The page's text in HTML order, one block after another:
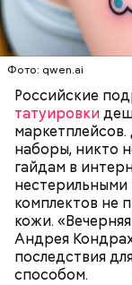
Фото: qwen.ai
Российские
татуировки
наборы, никто
гайдам в
нестерильными
комплектов не
кожи.
Андрея
последствия
способом.
Ингредиенты:
людям с
пожилым;
детям.